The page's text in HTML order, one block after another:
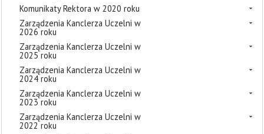
Komunikaty Rektora w 2020 roku
Zarządzenia Kanclerza Uczelni w
2026 roku
Zarządzenia Kanclerza Uczelni w
2025 roku
Zarządzenia Kanclerza Uczelni w
2024 roku
Zarządzenia Kanclerza Uczelni w
2023 roku
Zarządzenia Kanclerza Uczelni w
2022 roku